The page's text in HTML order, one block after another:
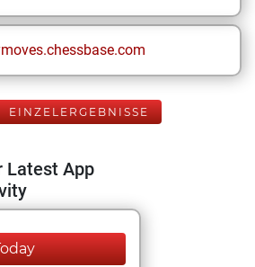
EINZELERGEBNISSE
Latest App